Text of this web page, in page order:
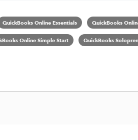
QuickBooks Online Essentials QuickBooks
Online Simple Start QuickBooks